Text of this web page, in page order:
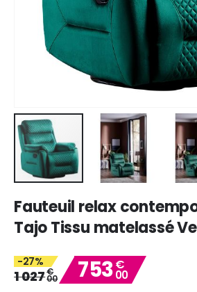
to
the
beginning
the
images
Fauteuil relax
Tajo Tissu matelassé
-27%
1 027€
00 753€
00